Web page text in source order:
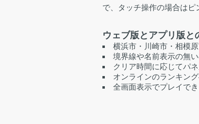
で、タッチ操作の場合はピ
ウェブ版とアプリ版と
横浜市・川崎市・相模
境界線や名前表示の無
クリア時間に応じてパ
オンラインのランキン
全画面表示でプレイでき